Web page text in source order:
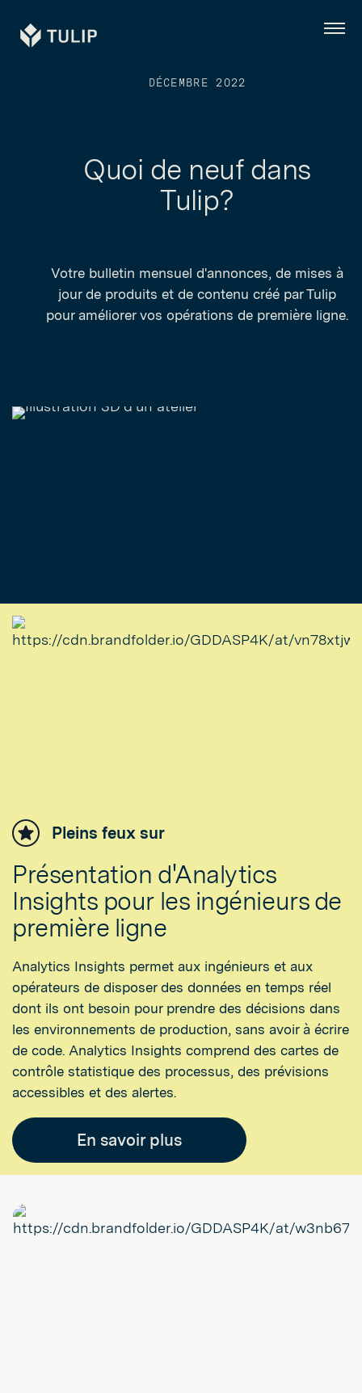
Tulip Menu
DÉCEMBRE 2022
Quoi de neuf dans
Tulip?
Votre bulletin mensuel d'annonces, de mises à
jour de produits et de contenu créé par Tulip
pour améliorer vos opérations de première ligne.
Pleins feux sur
Présentation d'Analytics
Insights pour les ingénieurs de
première ligne
Analytics Insights permet aux ingénieurs et aux
opérateurs de disposer des données en temps réel
dont ils ont besoin pour prendre des décisions dans
les environnements de production, sans avoir à écrire
de code. Analytics Insights comprend des cartes de
contrôle statistique des processus, des prévisions
accessibles et des alertes.
En savoir plus